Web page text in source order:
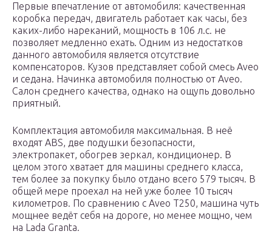
Первые впечатление от автомобиля: качественная
коробка передач, двигатель работает как часы, без
каких-либо нареканий, мощность в 106 л.с. не
позволяет медленно ехать. Одним из недостатков
данного автомобиля является отсутствие
компенсаторов. Кузов представляет собой смесь Aveo
и седана. Начинка автомобиля полностью от Aveo.
Салон среднего качества, однако на ощупь довольно
приятный.
Комплектация автомобиля максимальная. В неё
входят ABS, две подушки безопасности,
электропакет, обогрев зеркал, кондиционер. В
целом этого хватает для машины среднего класса,
тем более за покупку было отдано всего 579 тысяч. В
общей мере проехал на ней уже более 10 тысяч
километров. По сравнению с Aveo T250, машина чуть
мощнее ведёт себя на дороге, но менее мощно, чем
на Lada Granta.